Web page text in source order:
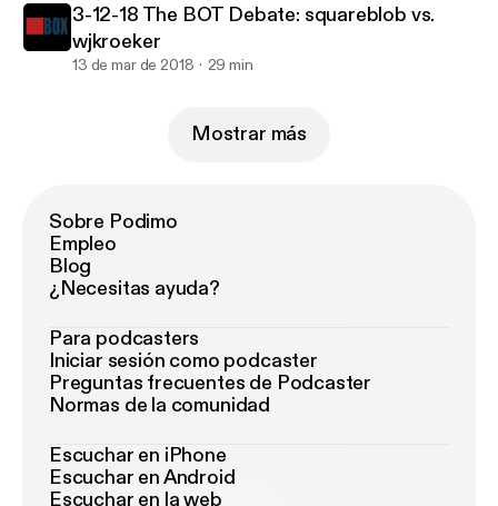
3-12-18 The BOT Debate: squareblob vs.
wjkroeker
13 de mar de 2018 29 min
Mostrar más
Sobre Podimo
Empleo
Blog
¿Necesitas ayuda?
Para podcasters
Iniciar sesión como podcaster
Preguntas frecuentes de Podcaster
Normas de la comunidad
Escuchar en iPhone
Escuchar en Android
Escuchar en la web